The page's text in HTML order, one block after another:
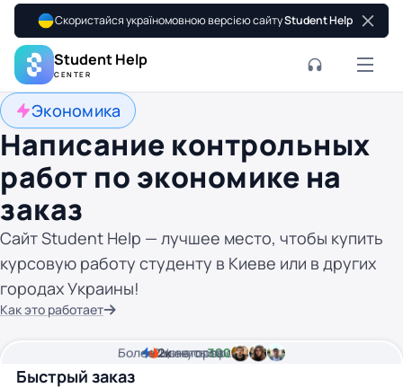
Скористайся україномовною версією сайтуStudent Help
Student Help
CENTER
Экономика
Написание контрольных
работ по экономике на
заказ
Сайт Student Help — лучшее место, чтобы купить
курсовую работу студенту в Киеве или в других
городах Украины!
Как это работает
Быстрый заказ
2минуты времени
Цена от300 грн
Более2кавторов